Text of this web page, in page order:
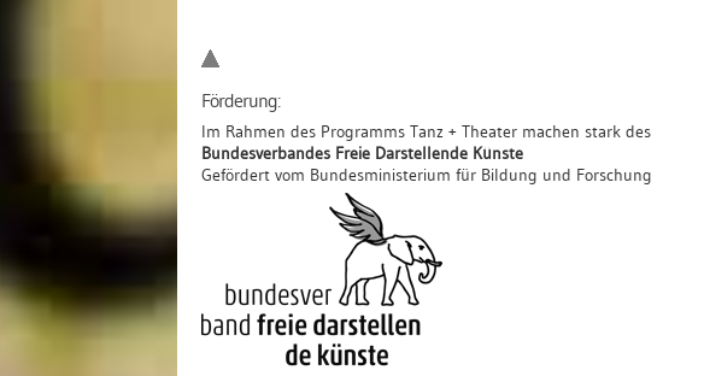
Förderung:
Im Rahmen des Programms Tanz + Theater machen stark des
Bundesverbandes Freie Darstellende Künste
Gefördert vom Bundesministerium für Bildung und Forschung